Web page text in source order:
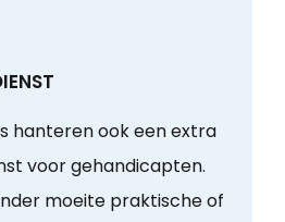
hanteren ook een extra
voor gehandicapten.
moeite praktische of